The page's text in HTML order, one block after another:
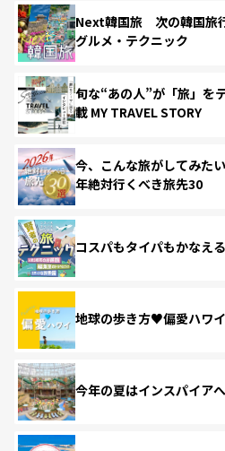
Next韓国旅 次の韓国旅
グルメ・テクニック
旬な“あの人”が「旅」を
載 MY TRAVEL STORY
今、こんな旅がしてみた
年絶対行くべき旅先30
コスパもタイパもかなえ
地球の歩き方♥偏愛ハワイ
今年の夏はインスパイアへ